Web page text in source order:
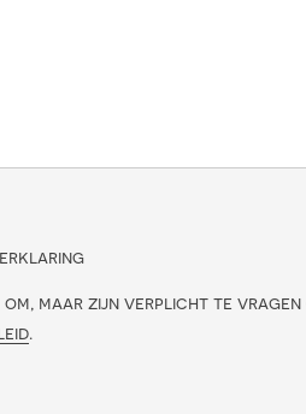
om, maar zijn verplicht te
.